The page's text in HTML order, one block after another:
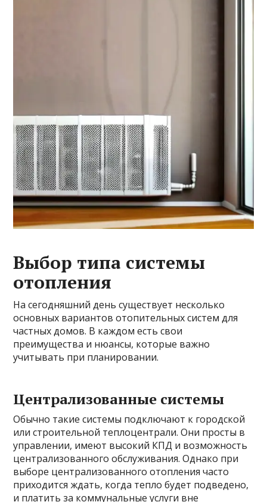
Выбор типа системы
отопления
На сегодняшний день существует несколько
основных вариантов отопительных систем для
частных домов. В каждом есть свои
преимущества и нюансы, которые важно
учитывать при планировании.
Централизованные системы
Обычно такие системы подключают к городской
или строительной теплоцентрали. Они просты в
управлении, имеют высокий КПД и возможность
централизованного обслуживания. Однако при
выборе централизованного отопления часто
приходится ждать, когда тепло будет подведено,
и платить за коммунальные услуги вне